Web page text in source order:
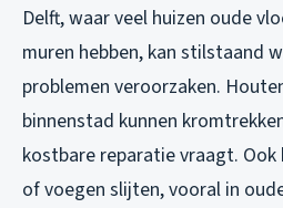
Delft, waar veel huizen oude
muren hebben, kan stilstaand
problemen veroorzaken.
binnenstad kunnen
kostbare reparatie vraagt.
of voegen slijten, vooral in